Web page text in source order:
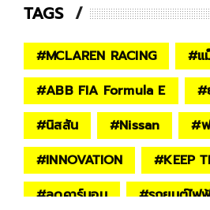
TAGS
#MCLAREN RACING #แ
#ABB FIA Formula E #
#นิสสัน #Nissan #
#INNOVATION #KEEP
#ลดคาร์บอน #รถยนต์ไฟ